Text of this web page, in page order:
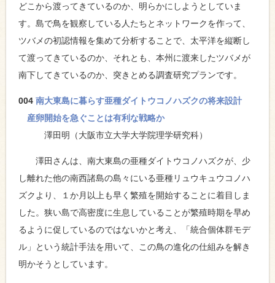
どこから渡ってきているのか、明らかにしようとしていま
す。島で鳥を観察している人たちとネットワークを作って、
ツバメの初認情報を集めて分析することで、太平洋を縦断し
て渡ってきているのか、それとも、本州に渡来したツバメが
南下してきているのか、突きとめる調査研究プランです。
004 南大東島に暮らす亜種ダイトウコノハズクの将来設計
産卵開始を急ぐことは有利な戦略か
澤田明（大阪市立大学大学院理学研究科）
澤田さんは、南大東島の亜種ダイトウコノハズクが、少
し離れた他の南西諸島の島々にいる亜種リュウキュウコノハ
ズクより、１か月以上も早く繁殖を開始することに着目しま
した。狭い島で高密度に生息していることが繁殖時期を早め
るように促しているのではないかと考え、「統合個体群モデ
ル」という統計手法を用いて、この鳥の進化の仕組みを解き
明かそうとしています。